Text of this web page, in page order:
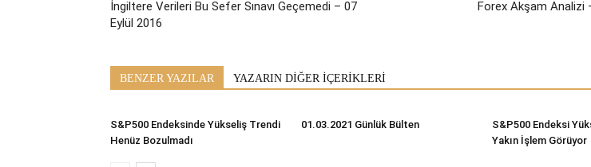
İngiltere Verileri Bu Sefer Sınavı Geçemedi – 07
Eylül 2016
Forex Akşam Analizi
BENZER YAZILAR YAZARIN DİĞER İÇERİKLERİ
S&P500 Endeksinde Yükseliş Trendi
Henüz Bozulmadı
01.03.2021 Günlük Bülten
S&P500 Endeksi
Yakın İşlem Görüyor